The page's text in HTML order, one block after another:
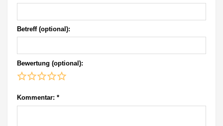
Betreff (optional):
Bewertung (optional):
Kommentar: *